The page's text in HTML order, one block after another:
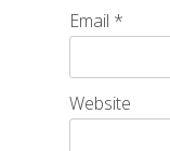
Email *
Website